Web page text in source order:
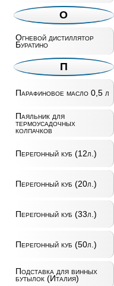
О
Огневой дистиллятор
Буратино
П
Парафиновое масло 0,5 л
Паяльник для
термоусадочных
колпачков
Перегонный куб (12л.)
Перегонный куб (20л.)
Перегонный куб (33л.)
Перегонный куб (50л.)
Подставка для винных
бутылок (Италия)